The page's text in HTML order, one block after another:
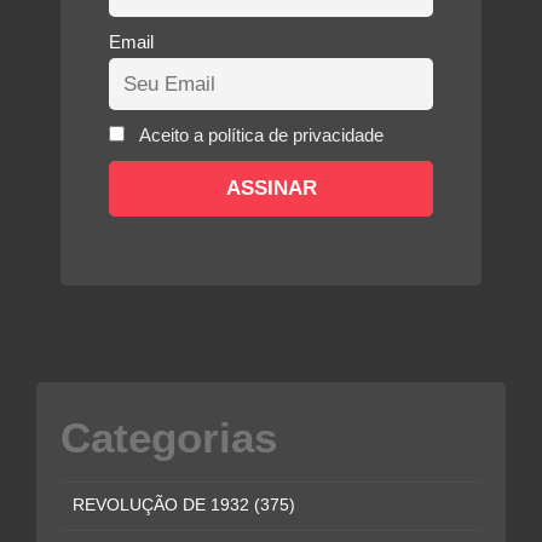
Email
Aceito a política de privacidade
Categorias
REVOLUÇÃO DE 1932 (375)